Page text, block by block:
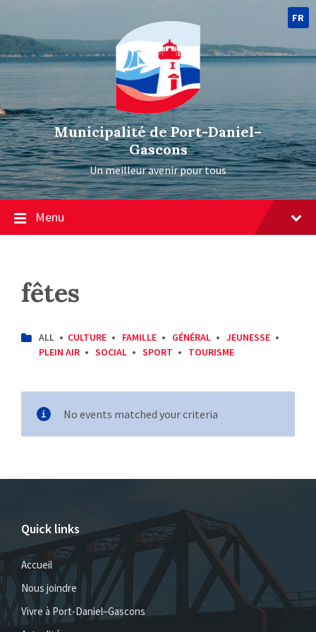
FR
Municipalité de Port-Daniel–
Gascons
Un meilleur avenir pour tous
Menu
fêtes
CATEGORIES:
ALL CULTURE FAMILLE GÉNÉRAL
JEUNESSE
PLEIN AIR
SOCIAL SPORT TOURISME
No events matched your criteria
Quick links
Accueil
Nous joindre
Vivre à Port-Daniel–Gascons